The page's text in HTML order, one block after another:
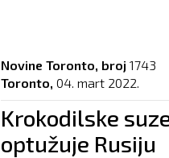
Novine Toronto, broj 1743
Toronto, 04. mart 2022.
Krokodilske
optužuje Rusiju